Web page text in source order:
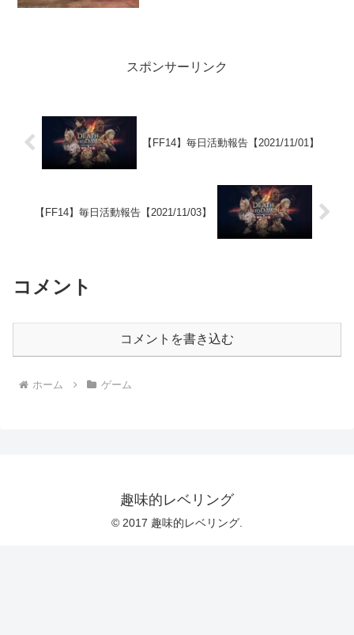
スポンサーリンク
【FF14】毎日活動報告【2021/11/01】
【FF14】毎日活動報告【2021/11/03】
コメント
コメントを書き込む
ホーム ゲーム
趣味的レベリング
© 2017 趣味的レベリング.